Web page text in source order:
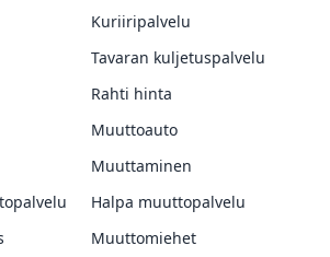
Kuriiripalvelu
Tavaran kuljetuspalvelu
Rahti hinta
Muuttoauto
Muuttaminen
Halpa muuttopalvelu
Muuttomiehet